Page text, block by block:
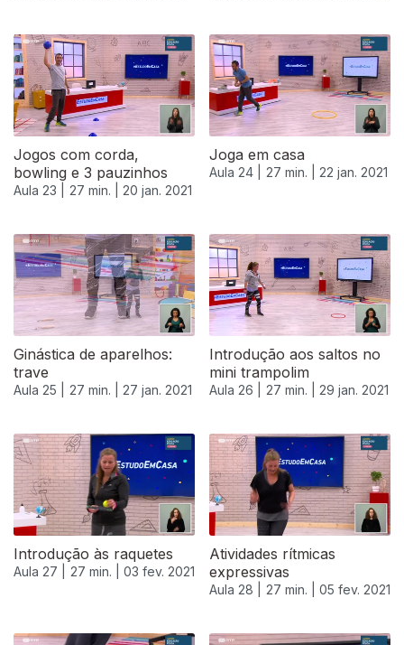
Jogos com corda,
bowling e 3 pauzinhos
Aula 23 | 27 min. | 20 jan. 2021
Joga em casa
Aula 24 | 27 min. | 22 jan. 2021
519355
Ginástica de aparelhos:
trave
Aula 25 | 27 min. | 27 jan. 2021
Introdução aos saltos no
mini trampolim
Aula 26 | 27 min. | 29 jan. 2021
Introdução às raquetes
Aula 27 | 27 min. | 03 fev. 2021
Atividades rítmicas
expressivas
Aula 28 | 27 min. | 05 fev. 2021